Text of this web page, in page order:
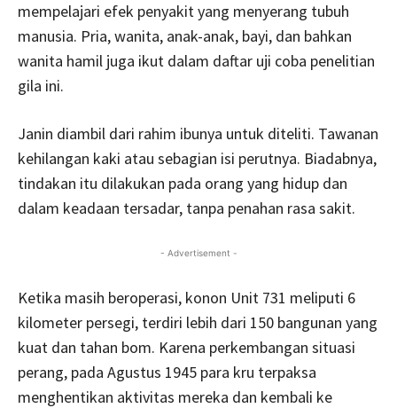
mempelajari efek penyakit yang menyerang tubuh
manusia. Pria, wanita, anak-anak, bayi, dan bahkan
wanita hamil juga ikut dalam daftar uji coba penelitian
gila ini.
Janin diambil dari rahim ibunya untuk diteliti. Tawanan
kehilangan kaki atau sebagian isi perutnya. Biadabnya,
tindakan itu dilakukan pada orang yang hidup dan
dalam keadaan tersadar, tanpa penahan rasa sakit.
- Advertisement -
Ketika masih beroperasi, konon Unit 731 meliputi 6
kilometer persegi, terdiri lebih dari 150 bangunan yang
kuat dan tahan bom. Karena perkembangan situasi
perang, pada Agustus 1945 para kru terpaksa
menghentikan aktivitas mereka dan kembali ke